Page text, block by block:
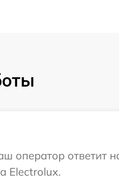
оператор ответит
Electrolux.